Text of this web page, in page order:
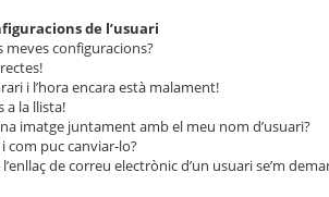
de l’usuari
meves configuracions?
i l’hora encara està malament!
a la llista!
imatge juntament amb el meu nom d’usuari?
com puc canviar-lo?
de correu electrònic d’un usuari se’m